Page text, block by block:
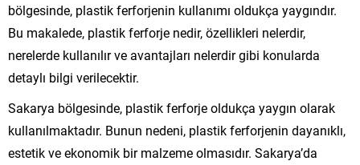
bölgesinde, plastik ferforjenin kullanımı oldukça yaygındır.
Bu makalede, plastik ferforje nedir, özellikleri nelerdir,
nerelerde kullanılır ve avantajları nelerdir gibi konularda
detaylı bilgi verilecektir.
Sakarya bölgesinde, plastik ferforje oldukça yaygın olarak
kullanılmaktadır. Bunun nedeni, plastik ferforjenin dayanıklı,
estetik ve ekonomik bir malzeme olmasıdır. Sakarya’da